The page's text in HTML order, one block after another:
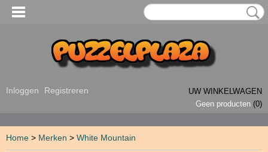
Inloggen Registreren
UW WINKELWAGEN
Geen producten (0)
Home > Merken > White Mountain